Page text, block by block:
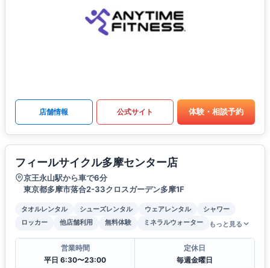
店舗情報 公式サイト 体験・相談予約
フィールサイクル多摩センター店
京王永山駅から車で6分
東京都多摩市落合2-33クロスガーデン多摩1F
タオルレンタル シューズレンタル ウェアレンタル
シャワー
ロッカー
他店舗利用 無料体験 ミネラルウォーター もっと見る
営業時間
平日 6:30〜23:00
定休日
毎週金曜日